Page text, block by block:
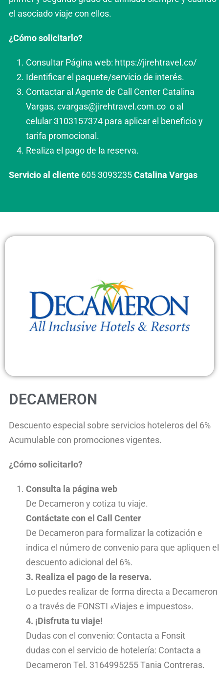
el asociado viaje con ellos.
¿Cómo solicitarlo?
Consultar Página web: https://jirehtravel.co/
Identificar el paquete/servicio de interés.
Contactar al Agente de Call Center Catalina
Vargas, cvargas@jirehtravel.com.coo al
celular 3103157374 para aplicar el beneficio y
tarifa promocional.
Realiza el pago de la reserva.
Servicio al cliente 605 3093235Catalina Vargas
DECAMERON
Descuento especial sobre servicios hoteleros del 6%
Acumulable con promociones vigentes.
¿Cómo solicitarlo?
Consulta la página web
De Decameron y cotiza tu viaje.
Contáctate con el Call Center
De Decameron para formalizar la cotización e
indica el número de convenio para que apliquen el
descuento adicional del 6%.
3. Realiza el pago de la reserva.
Lo puedes realizar de forma directa a Decameron
o a través de FONSTI «Viajes e impuestos».
4. ¡Disfruta tu viaje!
Dudas con el convenio: Contacta a Fonsit
dudas con el servicio de hotelería: Contacta a
Decameron Tel. 3164995255 Tania Contreras.